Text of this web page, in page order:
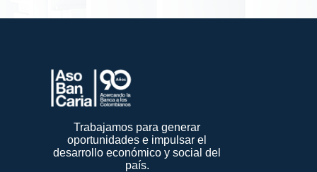
Trabajamos para generar
oportunidades e impulsar el
desarrollo económico y social del
país.